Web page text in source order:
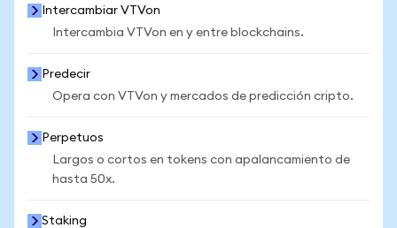
Intercambiar VTVon
Intercambia VTVon en y entre blockchains.
Predecir
Opera con VTVon y mercados de predicción cripto.
Perpetuos
Largos o cortos en tokens con apalancamiento de
hasta 50x.
Staking